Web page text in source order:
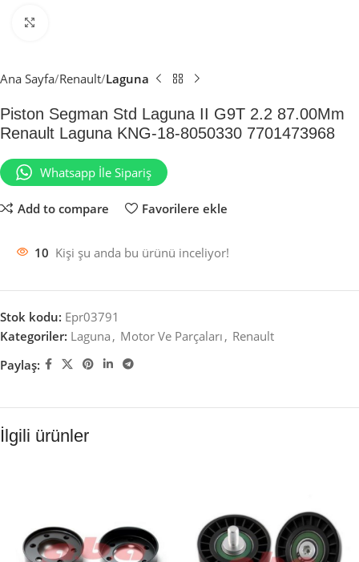
Ana Sayfa Renault Laguna
Piston Segman Std Laguna II G9T 2.2 87.00Mm
Renault Laguna KNG-18-8050330 7701473968
Whatsapp İle Sipariş
Add to compare Favorilere ekle
10 Kişi şu anda bu ürünü inceliyor!
Stok kodu: Epr03791
Kategoriler: Laguna , Motor Ve Parçaları , Renault
Paylaş:
İlgili ürünler